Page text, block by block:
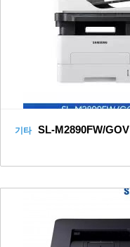
기타 SL-M2890FW/GOV